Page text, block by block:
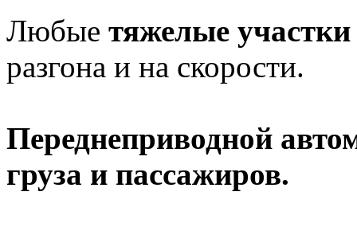
Любые тяжелые
разгона и на скорости.
Переднеприводной
груза и пассажиров.